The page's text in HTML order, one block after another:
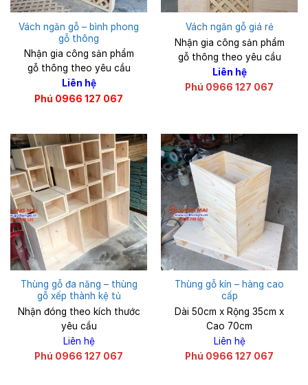
Vách ngăn gỗ – bình phong
gỗ thông
Nhận gia công sản phẩm
gỗ thông theo yêu cầu
Liên hệ
Phú 0966 127 067
Vách ngăn gỗ giá rẻ
Nhận gia công sản phẩm
gỗ thông theo yêu cầu
Liên hệ
Phú 0966 127 067
Thùng gỗ đa năng – thùng
gỗ xếp thành kệ tủ
Nhận đóng theo kích thước
yêu cầu
Liên hệ
Phú 0966 127 067
Thùng gỗ kín – hàng cao
cấp
Dài 50cm x Rộng 35cm x
Cao 70cm
Liên hệ
Phú 0966 127 067